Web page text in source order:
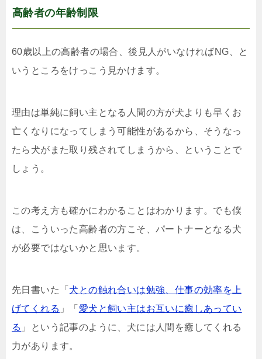
高齢者の年齢制限
60歳以上の高齢者の場合、後見人がいなければNG、と
いうところをけっこう見かけます。
理由は単純に飼い主となる人間の方が犬よりも早くお
亡くなりになってしまう可能性があるから、そうなっ
たら犬がまた取り残されてしまうから、ということで
しょう。
この考え方も確かにわかることはわかります。でも僕
は、こういった高齢者の方こそ、パートナーとなる犬
が必要ではないかと思います。
先日書いた「 犬との触れ合いは勉強、仕事の効率を上
げてくれる 」「 愛犬と飼い主はお互いに癒しあってい
る 」という記事のように、犬には人間を癒してくれる
力があります。